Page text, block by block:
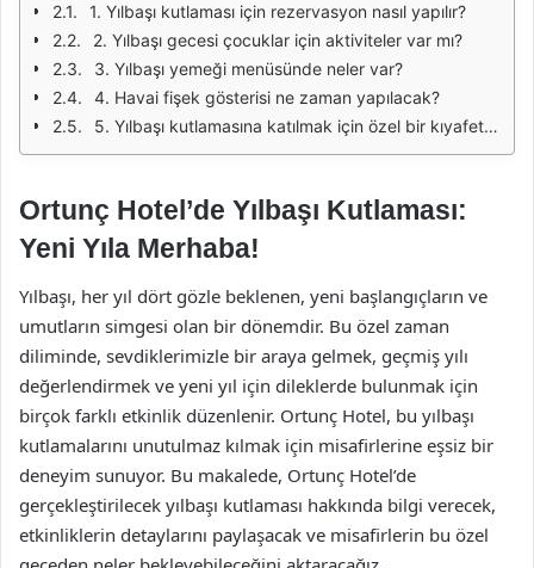
1. Yılbaşı kutlaması için rezervasyon nasıl yapılır?
2. Yılbaşı gecesi çocuklar için aktiviteler var mı?
3. Yılbaşı yemeği menüsünde neler var?
4. Havai fişek gösterisi ne zaman yapılacak?
5. Yılbaşı kutlamasına katılmak için özel bir kıyafet gerekliliği var mı?
Ortunç Hotel’de Yılbaşı Kutlaması:
Yeni Yıla Merhaba!
Yılbaşı, her yıl dört gözle beklenen, yeni başlangıçların ve
umutların simgesi olan bir dönemdir. Bu özel zaman
diliminde, sevdiklerimizle bir araya gelmek, geçmiş yılı
değerlendirmek ve yeni yıl için dileklerde bulunmak için
birçok farklı etkinlik düzenlenir. Ortunç Hotel, bu yılbaşı
kutlamalarını unutulmaz kılmak için misafirlerine eşsiz bir
deneyim sunuyor. Bu makalede, Ortunç Hotel’de
gerçekleştirilecek yılbaşı kutlaması hakkında bilgi verecek,
etkinliklerin detaylarını paylaşacak ve misafirlerin bu özel